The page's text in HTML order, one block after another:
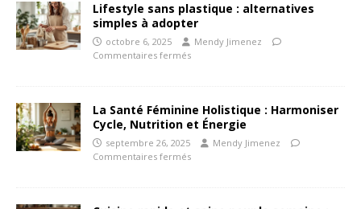
Lifestyle sans plastique : alternatives
simples à adopter
octobre 6, 2025
Mendy Jimenez
Commentaires fermés
La Santé Féminine Holistique : Harmoniser
Cycle, Nutrition et Énergie
septembre 26, 2025
Mendy Jimenez
Commentaires fermés